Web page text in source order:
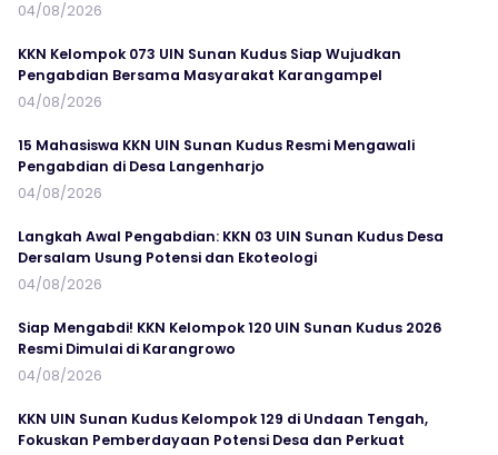
04/08/2026
KKN Kelompok 073 UIN Sunan Kudus Siap Wujudkan
Pengabdian Bersama Masyarakat Karangampel
04/08/2026
15 Mahasiswa KKN UIN Sunan Kudus Resmi Mengawali
Pengabdian di Desa Langenharjo
04/08/2026
Langkah Awal Pengabdian: KKN 03 UIN Sunan Kudus Desa
Dersalam Usung Potensi dan Ekoteologi
04/08/2026
Siap Mengabdi! KKN Kelompok 120 UIN Sunan Kudus 2026
Resmi Dimulai di Karangrowo
04/08/2026
KKN UIN Sunan Kudus Kelompok 129 di Undaan Tengah,
Fokuskan Pemberdayaan Potensi Desa dan Perkuat